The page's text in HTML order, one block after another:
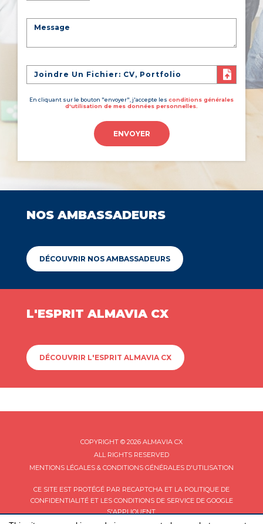
Joindre Un Fichier: CV, Portfolio
En cliquant sur le bouton "envoyer", j'accepte les conditions générales
d'utilisation de mes données personnelles.
ENVOYER
NOS AMBASSADEURS
DÉCOUVRIR NOS AMBASSADEURS
L'ESPRIT ALMAVIA CX
DÉCOUVRIR L'ESPRIT ALMAVIA CX
COPYRIGHT © 2026 ALMAVIA CX
ALL RIGHTS RESERVED
MENTIONS LÉGALES & CONDITIONS GÉNÉRALES D'UTILISATION
CE SITE EST PROTÉGÉ PAR RECAPTCHA ET LA POLITIQUE DE
CONFIDENTIALITÉET LES CONDITIONS DE SERVICEDE GOOGLE
S'APPLIQUENT.